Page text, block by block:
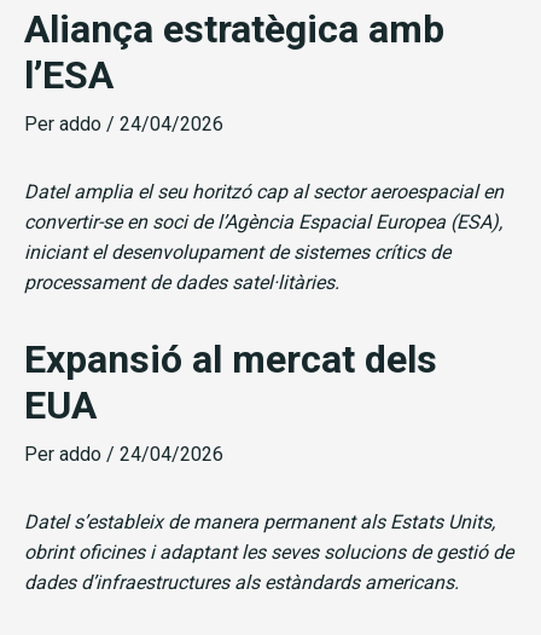
Aliança estratègica amb
l’ESA
Per addo / 24/04/2026
Datel amplia el seu horitzó cap al sector aeroespacial en
convertir-se en soci de l’Agència Espacial Europea (ESA),
iniciant el desenvolupament de sistemes crítics de
processament de dades satel·litàries.
Expansió al mercat dels
EUA
Per addo / 24/04/2026
Datel s’estableix de manera permanent als Estats Units,
obrint oficines i adaptant les seves solucions de gestió de
dades d’infraestructures als estàndards americans.